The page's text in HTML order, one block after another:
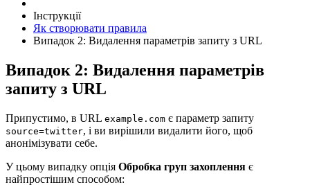
Інструкції
Як створювати правила
Випадок 2: Видалення параметрів запиту з URL
Випадок 2: Видалення параметрів
запиту з URL
Припустимо, в URL example.com є параметр запиту
source=twitter, і ви вирішили видалити його, щоб
анонімізувати себе.
У цьому випадку опція Обробка груп захоплення є
найпростішим способом: